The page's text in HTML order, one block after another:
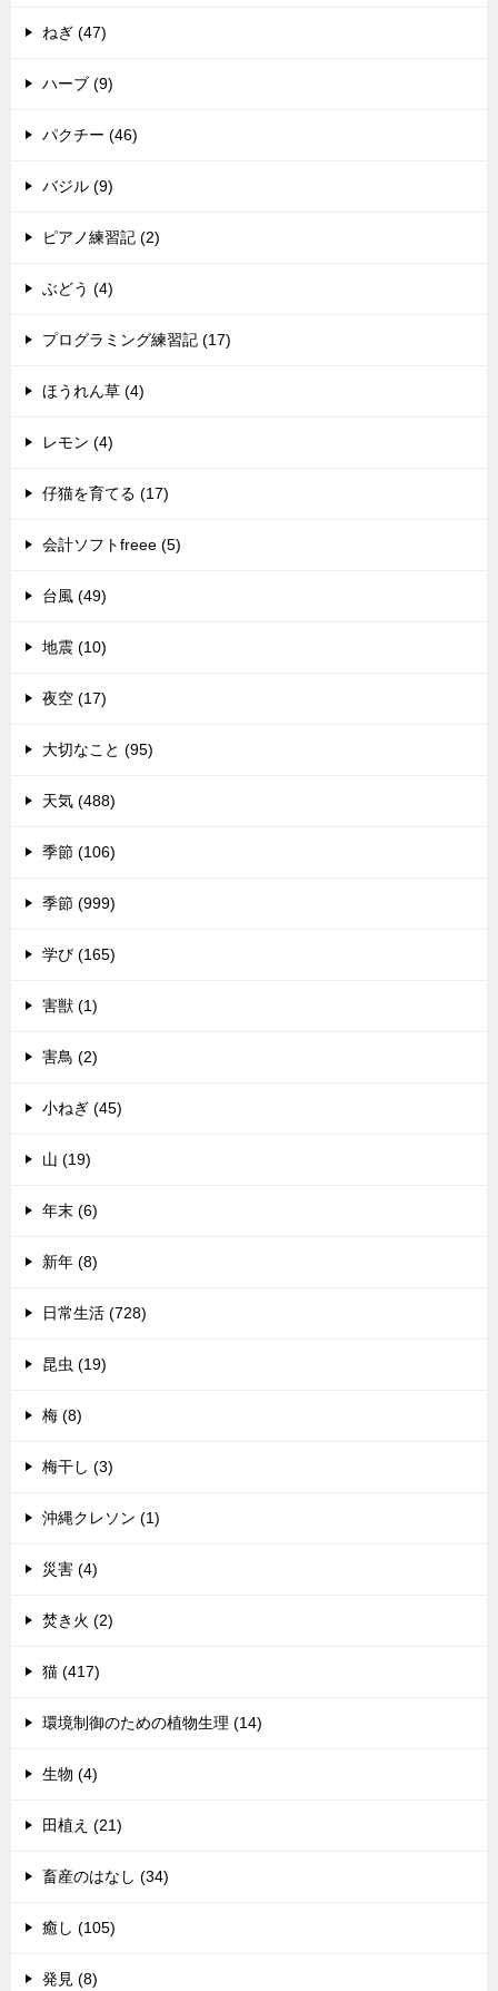
ねぎ (47)
ハーブ (9)
パクチー (46)
バジル (9)
ピアノ練習記 (2)
ぶどう (4)
プログラミング練習記 (17)
ほうれん草 (4)
レモン (4)
仔猫を育てる (17)
会計ソフトfreee (5)
台風 (49)
地震 (10)
夜空 (17)
大切なこと (95)
天気 (488)
季節 (106)
季節 (999)
学び (165)
害獣 (1)
害鳥 (2)
小ねぎ (45)
山 (19)
年末 (6)
新年 (8)
日常生活 (728)
昆虫 (19)
梅 (8)
梅干し (3)
沖縄クレソン (1)
災害 (4)
焚き火 (2)
猫 (417)
環境制御のための植物生理 (14)
生物 (4)
田植え (21)
畜産のはなし (34)
癒し (105)
発見 (8)